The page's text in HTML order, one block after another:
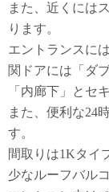
また、近くには
ります。
エントランスに
関ドアには「ダ
「内廊下」とセ
また、便利な24
す。
間取りは1Kタイ
少なルーフバル